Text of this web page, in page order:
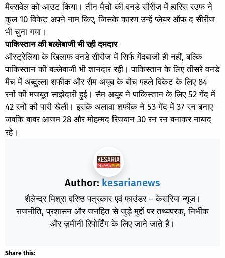
मैक्सवेल को आउट किया। तीन मैचों की वनडे सीरीज में हारिस रउफ ने
कुल 10 विकेट अपने नाम किए, जिसके कारण उन्हें प्लेयर ऑफ द सीरीज
भी चुना गया।
पाकिस्तान की बल्लेबाजी भी रही दमदार
ऑस्ट्रेलिया के खिलाफ वनडे सीरीज में सिर्फ गेंदबाजी ही नहीं, बल्कि
पाकिस्तान की बल्लेबाजी भी शानदार रही। पाकिस्तान के लिए तीसरे वनडे
मैच में अब्दुल्ला शफीक और सैम अयूब के बीच पहले विकेट के लिए 84
रनों की मजबूत साझेदारी हुई। सैम अयूब ने पाकिस्तान के लिए 52 गेंद में
42 रनों की पारी खेली। इसके अलावा शफीक ने 53 गेंद में 37 रन बनाए
जबकि बाबर आजम 28 और मोहम्मद रिजवान 30 रन रन बनाकर नाबाद
रहे।
Author: kesarianews
शैलेन्द्र मिश्रा वरिष्ठ पत्रकार एवं फाउंडर – केसरिया न्यूज़।
राजनीति, प्रशासन और जनहित से जुड़े मुद्दों पर तथ्यपरक, निर्भीक
और ज़मीनी रिपोर्टिंग के लिए जाने जाते हैं।
Share this: